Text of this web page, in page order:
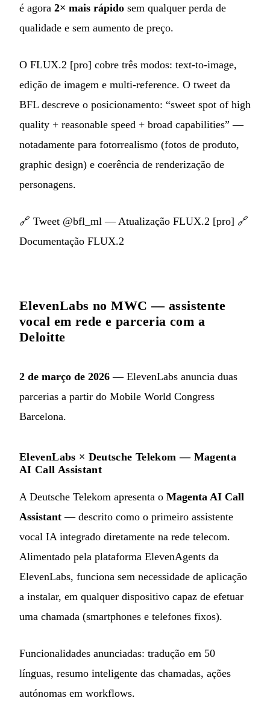
é agora 2× mais rápido sem qualquer perda de
qualidade e sem aumento de preço.
O FLUX.2 [pro] cobre três modos: text-to-image,
edição de imagem e multi-reference. O tweet da
BFL descreve o posicionamento: “sweet spot of high
quality + reasonable speed + broad capabilities” —
notadamente para fotorrealismo (fotos de produto,
graphic design) e coerência de renderização de
personagens.
🔗 Tweet @bfl_ml — Atualização FLUX.2 [pro] 🔗
Documentação FLUX.2
ElevenLabs no MWC — assistente
vocal em rede e parceria com a
Deloitte
2 de março de 2026 — ElevenLabs anuncia duas
parcerias a partir do Mobile World Congress
Barcelona.
ElevenLabs × Deutsche Telekom — Magenta
AI Call Assistant
A Deutsche Telekom apresenta o Magenta AI Call
Assistant — descrito como o primeiro assistente
vocal IA integrado diretamente na rede telecom.
Alimentado pela plataforma ElevenAgents da
ElevenLabs, funciona sem necessidade de aplicação
a instalar, em qualquer dispositivo capaz de efetuar
uma chamada (smartphones e telefones fixos).
Funcionalidades anunciadas: tradução em 50
línguas, resumo inteligente das chamadas, ações
autónomas em workflows.